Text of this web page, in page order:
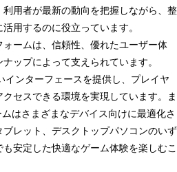
用者が最新の動向を把握しながら、整
用するのに役立っています。
ームは、信頼性、優れたユーザー体
ップによって支えられています。
インターフェースを提供し、プレイヤ
セスできる環境を実現しています。ま
はさまざまなデバイス向けに最適化さ
レット、デスクトップパソコンのいず
安定した快適なゲーム体験を楽しむこ